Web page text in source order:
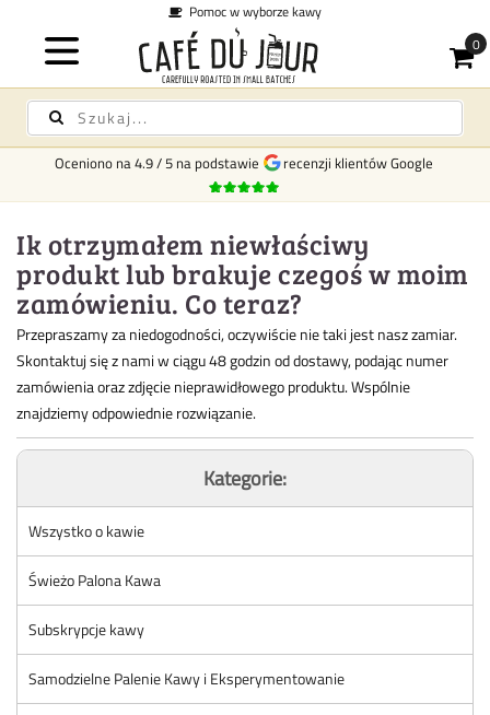
Pomoc w wyborze kawy
Oceniono na4.9/5 na podstawie recenzji klientów Google
Ik otrzymałem niewłaściwy
produkt lub brakuje czegoś w moim
zamówieniu. Co teraz?
Przepraszamy za niedogodności, oczywiście nie taki jest nasz zamiar.
Skontaktuj się z nami w ciągu 48 godzin od dostawy, podając numer
zamówienia oraz zdjęcie nieprawidłowego produktu. Wspólnie
znajdziemy odpowiednie rozwiązanie.
Kategorie:
Wszystko o kawie
Świeżo Palona Kawa
Subskrypcje kawy
Samodzielne Palenie Kawy i Eksperymentowanie